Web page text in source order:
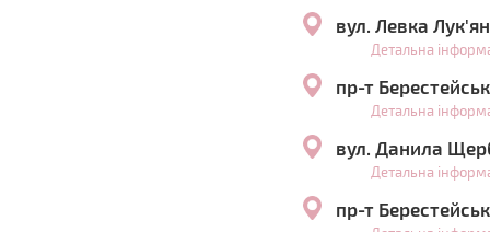
вул. Левка
Детальна
пр-т
Детальна
вул. Данила
Детальна
пр-т